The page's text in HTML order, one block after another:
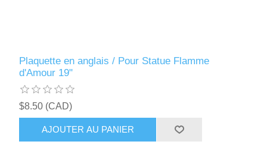
Plaquette en anglais / Pour Statue Flamme
d'Amour 19"
$8.50 (CAD)
AJOUTER AU PANIER